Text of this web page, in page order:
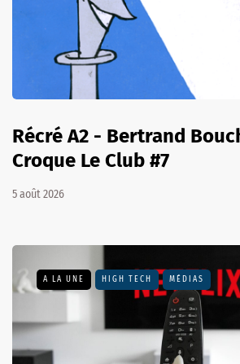
Récré A2 - Bertrand
Croque Le Club #7
5 août 2026
A LA UNE HIGH TECH MÉDIAS